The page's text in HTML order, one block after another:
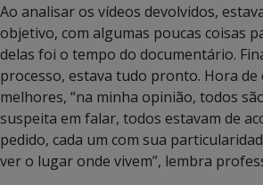
Ao analisar os vídeos devolvidos,
objetivo, com algumas poucas coisas
delas foi o tempo do documentário.
processo, estava tudo pronto. Hora de
melhores, “na minha opinião, todos
suspeita em falar, todos estavam de
pedido, cada um com sua
ver o lugar onde vivem”, lembra